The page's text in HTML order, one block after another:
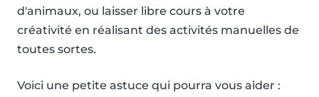
d'animaux, ou laisser libre cours à votre
créativité en réalisant des activités manuelles de
toutes sortes.
Voici une petite astuce qui pourra vous aider :